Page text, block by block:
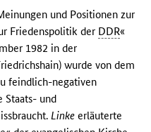
und Positionen zur
Friedenspolitik der DDR«
1982 in der
wurde von dem
feindlich-negativen
Staats- und
Linke erläuterte